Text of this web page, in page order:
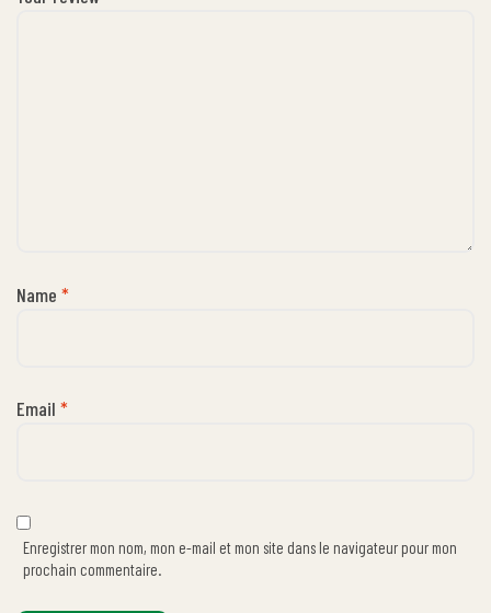
Name *
Email *
Enregistrer mon nom, mon e-mail et mon site dans le navigateur pour mon
prochain commentaire.